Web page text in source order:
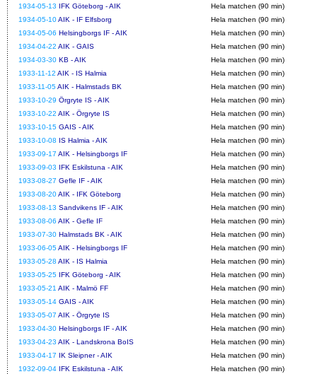
1934-05-13 IFK Göteborg - AIK
Hela matchen (90 min)
1934-05-10AIK - IF Elfsborg
Hela matchen (90 min)
1934-05-06 Helsingborgs IF - AIK
Hela matchen (90 min)
1934-04-22 AIK - GAIS
Hela matchen (90 min)
1934-03-30 KB - AIK
Hela matchen (90 min)
1933-11-12 AIK - IS Halmia
Hela matchen (90 min)
1933-11-05AIK - Halmstads BK
Hela matchen (90 min)
1933-10-29 Örgryte IS - AIK
Hela matchen (90 min)
1933-10-22 AIK - Örgryte IS
Hela matchen (90 min)
1933-10-15 GAIS - AIK
Hela matchen (90 min)
1933-10-08 IS Halmia - AIK
Hela matchen (90 min)
1933-09-17 AIK - Helsingborgs IF
Hela matchen (90 min)
1933-09-03 IFK Eskilstuna - AIK
Hela matchen (90 min)
1933-08-27 Gefle IF - AIK
Hela matchen (90 min)
1933-08-20AIK - IFK Göteborg
Hela matchen (90 min)
1933-08-13 Sandvikens IF - AIK
Hela matchen (90 min)
1933-08-06 AIK - Gefle IF
Hela matchen (90 min)
1933-07-30 Halmstads BK - AIK
Hela matchen (90 min)
1933-06-05AIK - Helsingborgs IF
Hela matchen (90 min)
1933-05-28 AIK - IS Halmia
Hela matchen (90 min)
1933-05-25 IFK Göteborg - AIK
Hela matchen (90 min)
1933-05-21 AIK - Malmö FF
Hela matchen (90 min)
1933-05-14 GAIS - AIK
Hela matchen (90 min)
1933-05-07 AIK - Örgryte IS
Hela matchen (90 min)
1933-04-30 Helsingborgs IF - AIK
Hela matchen (90 min)
1933-04-23 AIK - Landskrona BoIS
Hela matchen (90 min)
1933-04-17 IK Sleipner - AIK
Hela matchen (90 min)
1932-09-04 IFK Eskilstuna - AIK
Hela matchen (90 min)